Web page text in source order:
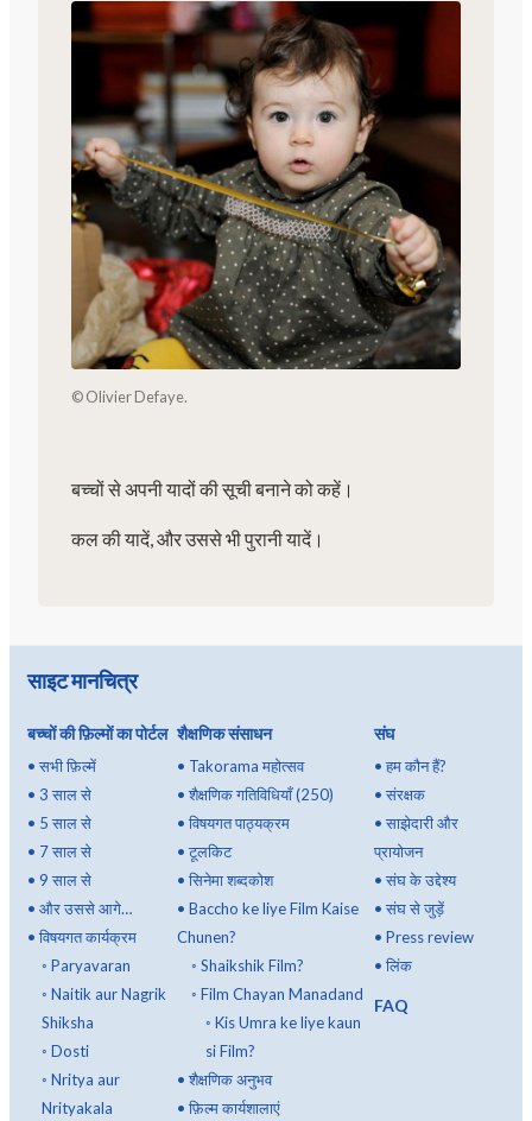
© Olivier Defaye.
बच्चों से अपनी यादों की सूची बनाने को कहें।
कल की यादें, और उससे भी पुरानी यादें।
साइट मानचित्र
बच्चों की फ़िल्मों का पोर्टल
• सभी फ़िल्में
• 3 साल से
• 5 साल से
• 7 साल से
• 9 साल से
• और उससे आगे…
• विषयगत कार्यक्रम
◦ Paryavaran
◦ Naitik aur Nagrik
Shiksha
◦ Dosti
◦ Nritya aur
Nrityakala
शैक्षणिक संसाधन
• Takorama महोत्सव
• शैक्षणिक गतिविधियाँ (250)
• विषयगत पाठ्यक्रम
• टूलकिट
• सिनेमा शब्दकोश
• Baccho ke liye Film Kaise
Chunen?
◦ Shaikshik Film?
◦ Film Chayan Manadand
◦ Kis Umra ke liye kaun
si Film?
• शैक्षणिक अनुभव
• फ़िल्म कार्यशालाएं
संघ
•हम कौन हैं?
•संरक्षक
•साझेदारी और
प्रायोजन
•संघ के उद्देश्य
•संघ से जुड़ें
•Press review
•लिंक
FAQ